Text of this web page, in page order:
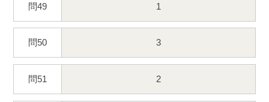
問49 1
問50 3
問51 2